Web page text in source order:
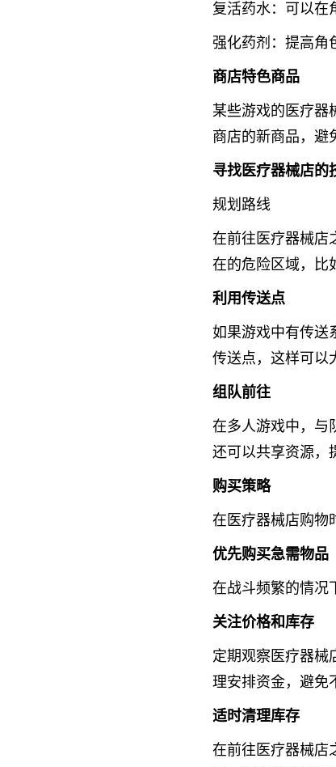
复活药水：可以在
强化药剂：提高角
商店特色商品
某些游戏的医疗器
商店的新商品，避
寻找医疗器械店的
规划路线
在前往医疗器械店
在的危险区域，比
利用传送点
如果游戏中有传送
传送点，这样可以
组队前往
在多人游戏中，与
还可以共享资源，
购买策略
在医疗器械店购物
优先购买急需物品
在战斗频繁的情况
关注价格和库存
定期观察医疗器械
理安排资金，避免
适时清理库存
在前往医疗器械店